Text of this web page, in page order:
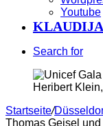
Youtube
Search for
Startseite/
Thomas Geisel